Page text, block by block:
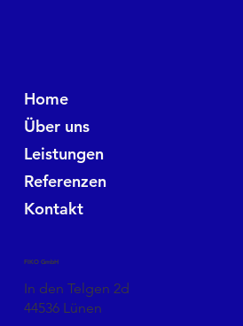
Home
Über uns
Leistungen
Referenzen
Kontakt
FIKO GmbH
In den Telgen 2d
44536 Lünen